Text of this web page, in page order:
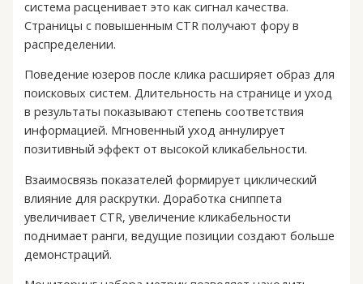
система расценивает это как сигнал качества.
Страницы с повышенным CTR получают фору в
распределении.
Поведение юзеров после клика расширяет образ для
поисковых систем. Длительность на странице и уход
в результаты показывают степень соответствия
информацией. Мгновенный уход аннулирует
позитивный эффект от высокой кликабельности.
Взаимосвязь показателей формирует циклический
влияние для раскрутки. Доработка сниппета
увеличивает CTR, увеличение кликабельности
поднимает ранги, ведущие позиции создают больше
демонстраций.